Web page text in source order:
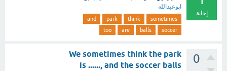
إجابة
ابوعبدالله
sometimes
think
park
and
soccer
balls
are
too
0
We sometimes think the park
is ......, and the soccer balls